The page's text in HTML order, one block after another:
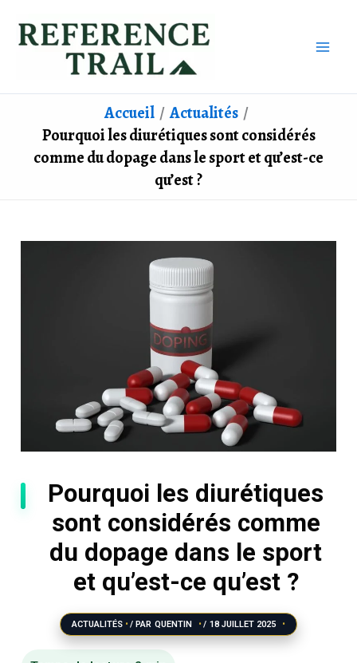
Accueil
Actualités
Pourquoi les diurétiques sont considérés
comme du dopage dans le sport et qu’est-ce
qu’est ?
Pourquoi les diurétiques
sont considérés comme
du dopage dans le sport
et qu’est-ce qu’est ?
ACTUALITÉS / PAR QUENTIN / 18 JUILLET 2025